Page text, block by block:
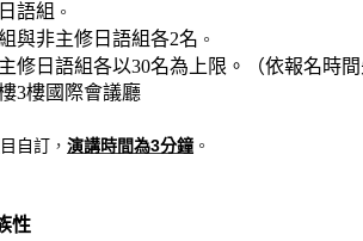
語組 。
與非主修日語組各2名 。
修日語組各以30名為上限。（依報名時間
3樓國際會議廳
自訂 ， 演講時間為3分鐘。
性